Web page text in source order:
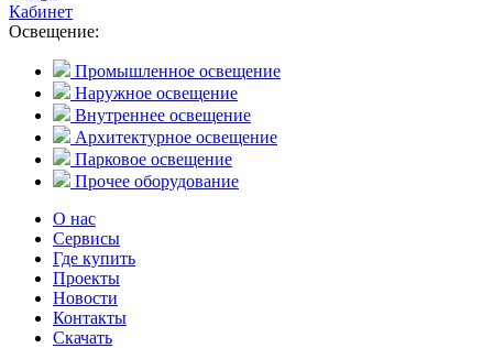
Кабинет
Освещение:
Промышленное освещение
Наружное освещение
Внутреннее освещение
Архитектурное освещение
Парковое освещение
Прочее оборудование
О нас
Сервисы
Где купить
Проекты
Новости
Контакты
Скачать